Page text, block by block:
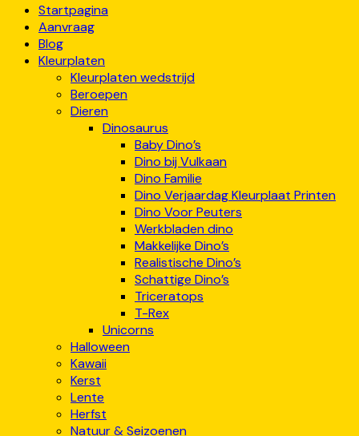
Startpagina
Aanvraag
Blog
Kleurplaten
Kleurplaten wedstrijd
Beroepen
Dieren
Dinosaurus
Baby Dino’s
Dino bij Vulkaan
Dino Familie
Dino Verjaardag Kleurplaat Printen
Dino Voor Peuters
Werkbladen dino
Makkelijke Dino’s
Realistische Dino’s
Schattige Dino’s
Triceratops
T-Rex
Unicorns
Halloween
Kawaii
Kerst
Lente
Herfst
Natuur & Seizoenen